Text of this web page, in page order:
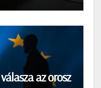
az orosz